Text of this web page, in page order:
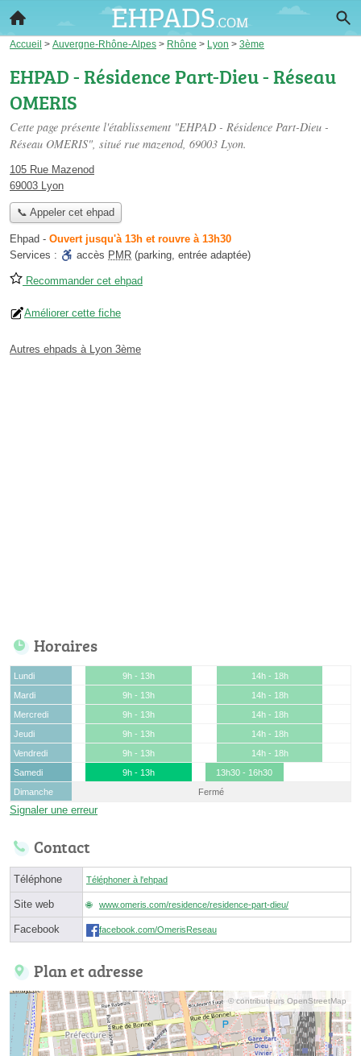
Accueil > Auvergne-Rhône-Alpes > Rhône > Lyon > 3ème
EHPAD - Résidence Part-Dieu - Réseau
OMERIS
Cette page présente l'établissement "EHPAD - Résidence Part-Dieu -
Réseau OMERIS", situé rue mazenod, 69003 Lyon.
105 Rue Mazenod
69003 Lyon
📞 Appeler cet ehpad
Ehpad - Ouvert jusqu'à 13h et rouvre à 13h30
Services :
accès PMR (parking, entrée adaptée)
Recommander cet ehpad
Améliorer cette fiche
Autres ehpads à Lyon 3ème
Horaires
Lundi 9h - 13h
14h - 18h
Mardi
9h - 13h
14h - 18h
Mercredi
9h - 13h
14h - 18h
Jeudi
9h - 13h
14h - 18h
Vendredi
9h - 13h
14h - 18h
Samedi
9h - 13h
13h30 - 16h30
Dimanche
Fermé
Signaler une erreur
Contact
Téléphone Téléphoner à l'ehpad
Site web www.omeris.com/residence/residence-part-dieu/
Facebook facebook.com/OmerisReseau
Plan et adresse
© contributeurs OpenStreetMap